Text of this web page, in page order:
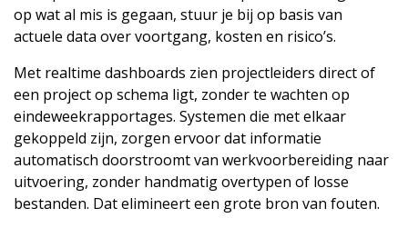
op wat al mis is gegaan, stuur je bij op basis van
actuele data over voortgang, kosten en risico’s.
Met realtime dashboards zien projectleiders direct of
een project op schema ligt, zonder te wachten op
eindeweekrapportages. Systemen die met elkaar
gekoppeld zijn, zorgen ervoor dat informatie
automatisch doorstroomt van werkvoorbereiding naar
uitvoering, zonder handmatig overtypen of losse
bestanden. Dat elimineert een grote bron van fouten.